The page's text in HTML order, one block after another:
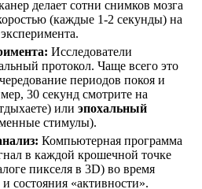
делает сотни снимков мозга
(каждые 1-2 секунды) на
Исследователи
протокол. Чаще всего это
периодов покоя и
30 секунд смотрите на
или эпохальный
стимулы).
Компьютерная программа
в каждой крошечной точке
пикселя в 3D) во время
состояния «активности».